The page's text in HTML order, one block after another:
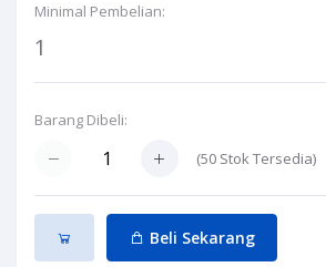
Minimal Pembelian:
1
Barang Dibeli:
(50 Stok Tersedia)
Beli Sekarang